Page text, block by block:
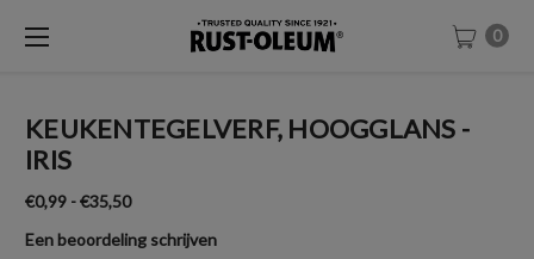
0
KEUKENTEGELVERF, HOOGGLANS -
IRIS
€0,99 - €35,50
Een beoordeling schrijven